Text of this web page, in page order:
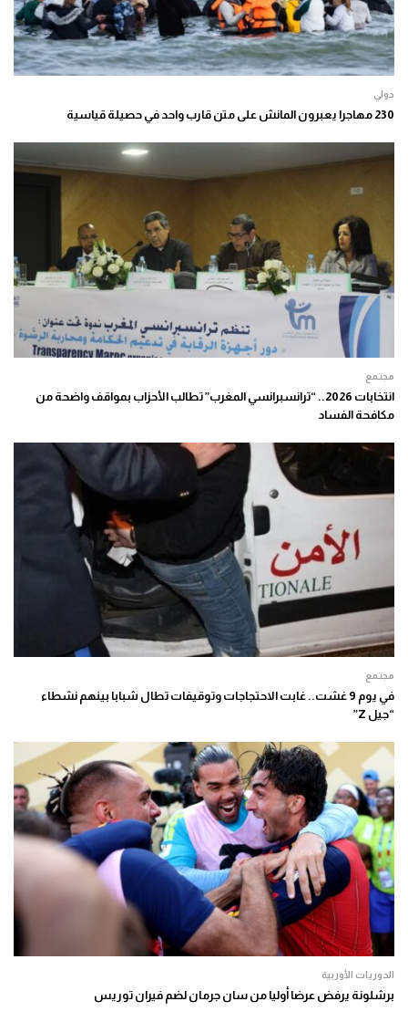
دولي
230 مهاجرا يعبرون المانش على متن قارب واحد في حصيلة قياسية
مجتمع
انتخابات 2026.. “ترانسبرانسي المغرب” تطالب الأحزاب بمواقف واضحة من
مكافحة الفساد
مجتمع
في يوم 9 غشت.. غابت الاحتجاجات وتوقيفات تطال شبابا بينهم نشطاء
“جيل Z”
الدوريات الأوربية
برشلونة يرفض عرضا أوليا من سان جرمان لضم فيران توريس